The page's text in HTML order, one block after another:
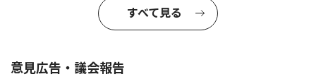
すべて見る
意見広告・議会報告